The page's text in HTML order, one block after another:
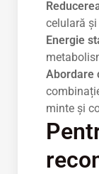
celulară
Energie
Abordare
minte și